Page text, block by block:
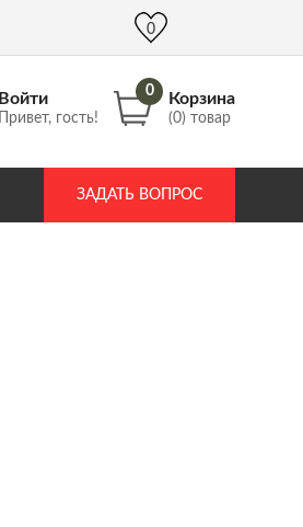
info@DrozdPcp.ru
Войти
Привет, гость!
0 Корзина
(0) товар
ЗАДАТЬ ВОПРОС
0